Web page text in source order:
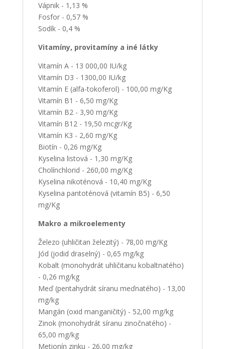
Vápnik - 1,13 %
Fosfor - 0,57 %
Sodík - 0,4 %
Vitamíny, provitamíny a iné látky
Vitamín A - 13 000,00 IU/kg
Vitamín D3 - 1300,00 IU/kg
Vitamín E (alfa-tokoferol) - 100,00 mg/Kg
Vitamín B1 - 6,50 mg/Kg
Vitamín B2 - 3,90 mg/Kg
Vitamín B12 - 19,50 mcgr/Kg
Vitamín K3 - 2,60 mg/Kg
Biotín - 0,26 mg/Kg
Kyselina listová - 1,30 mg/Kg
Cholínchlorid - 260,00 mg/Kg
Kyselina nikoténová - 10,40 mg/Kg
Kyselina pantoténová (vitamín B5) - 6,50
mg/Kg
Makro a mikroelementy
Železo (uhličitan železitý) - 78,00 mg/Kg
Jód (jodid draselný) - 0,65 mg/kg
Kobalt (monohydrát uhličitanu kobaltnatého)
- 0,26 mg/kg
Meď (pentahydrát síranu meďnatého) - 13,00
mg/kg
Mangán (oxid manganičitý) - 52,00 mg/kg
Zinok (monohydrát síranu zinočnatého) -
65,00 mg/kg
Metionín zinku - 26,00 mg/kg